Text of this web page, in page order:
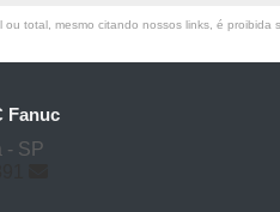
Projetos
Serviço de
total, mesmo citando nossos links, é
Fanuc
- SP